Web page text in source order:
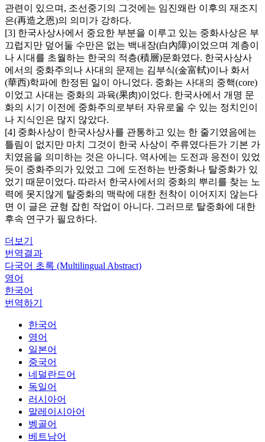
관련이 있으며, 조선중기의 그것에는 임진왜란 이후의 재조지
은(再造之恩)의 의미가 강하다.
[3] 한국사상사에서 중요한 부분을 이루고 있는 중화사상은 부
끄럽지만 덮어둘 수만은 없는 백내장(白內障)이었으며 계층이
나 시대를 초월하는 한국의 적층(積層)문화였다. 한국사상사
에서의 중화주의나 사대의 문제는 김부식(金富軾)이나 화서
(華西)학파에 한정된 일이 아니었다. 중화는 사대의 중핵(core)
이었고 사대는 중화의 과육(果肉)이었다. 한국사에서 개명 문
화의 시기 이전에 중화주의로부터 자유로울 수 있는 정치인이
나 지식인은 많지 않았다.
[4] 중화사상이 한국사상사를 관통하고 있는 한 줄기였음에는
틀림이 없지만 마치 그것이 한국 사상이 주류였다든가 기본 가
치였음을 의미하는 것은 아니다. 역사에는 도전과 응전이 있었
듯이 중화주의가 있었고 그에 도전하는 반중화나 탈중화가 있
었기 때문이었다. 따라서 한국사에서의 중화의 뿌리를 찾는 노
력에 못지않게 탈중화의 맥락에 대한 천착이 이어지지 않는다
면 이 글은 균형 잡힌 작업이 아니다. 그러므로 탈중화에 대한
후속 연구가 필요하다.
더보기
번역결과
다국어 초록 (Multilingual Abstract)
영어
한국어
번역하기
한국어
영어
일본어
중국어
네덜란드어
독일어
러시아어
말레이시아어
벵골어
베트남어